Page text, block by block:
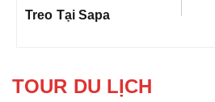
Treo Tại Sapa
TOUR DU LỊCH